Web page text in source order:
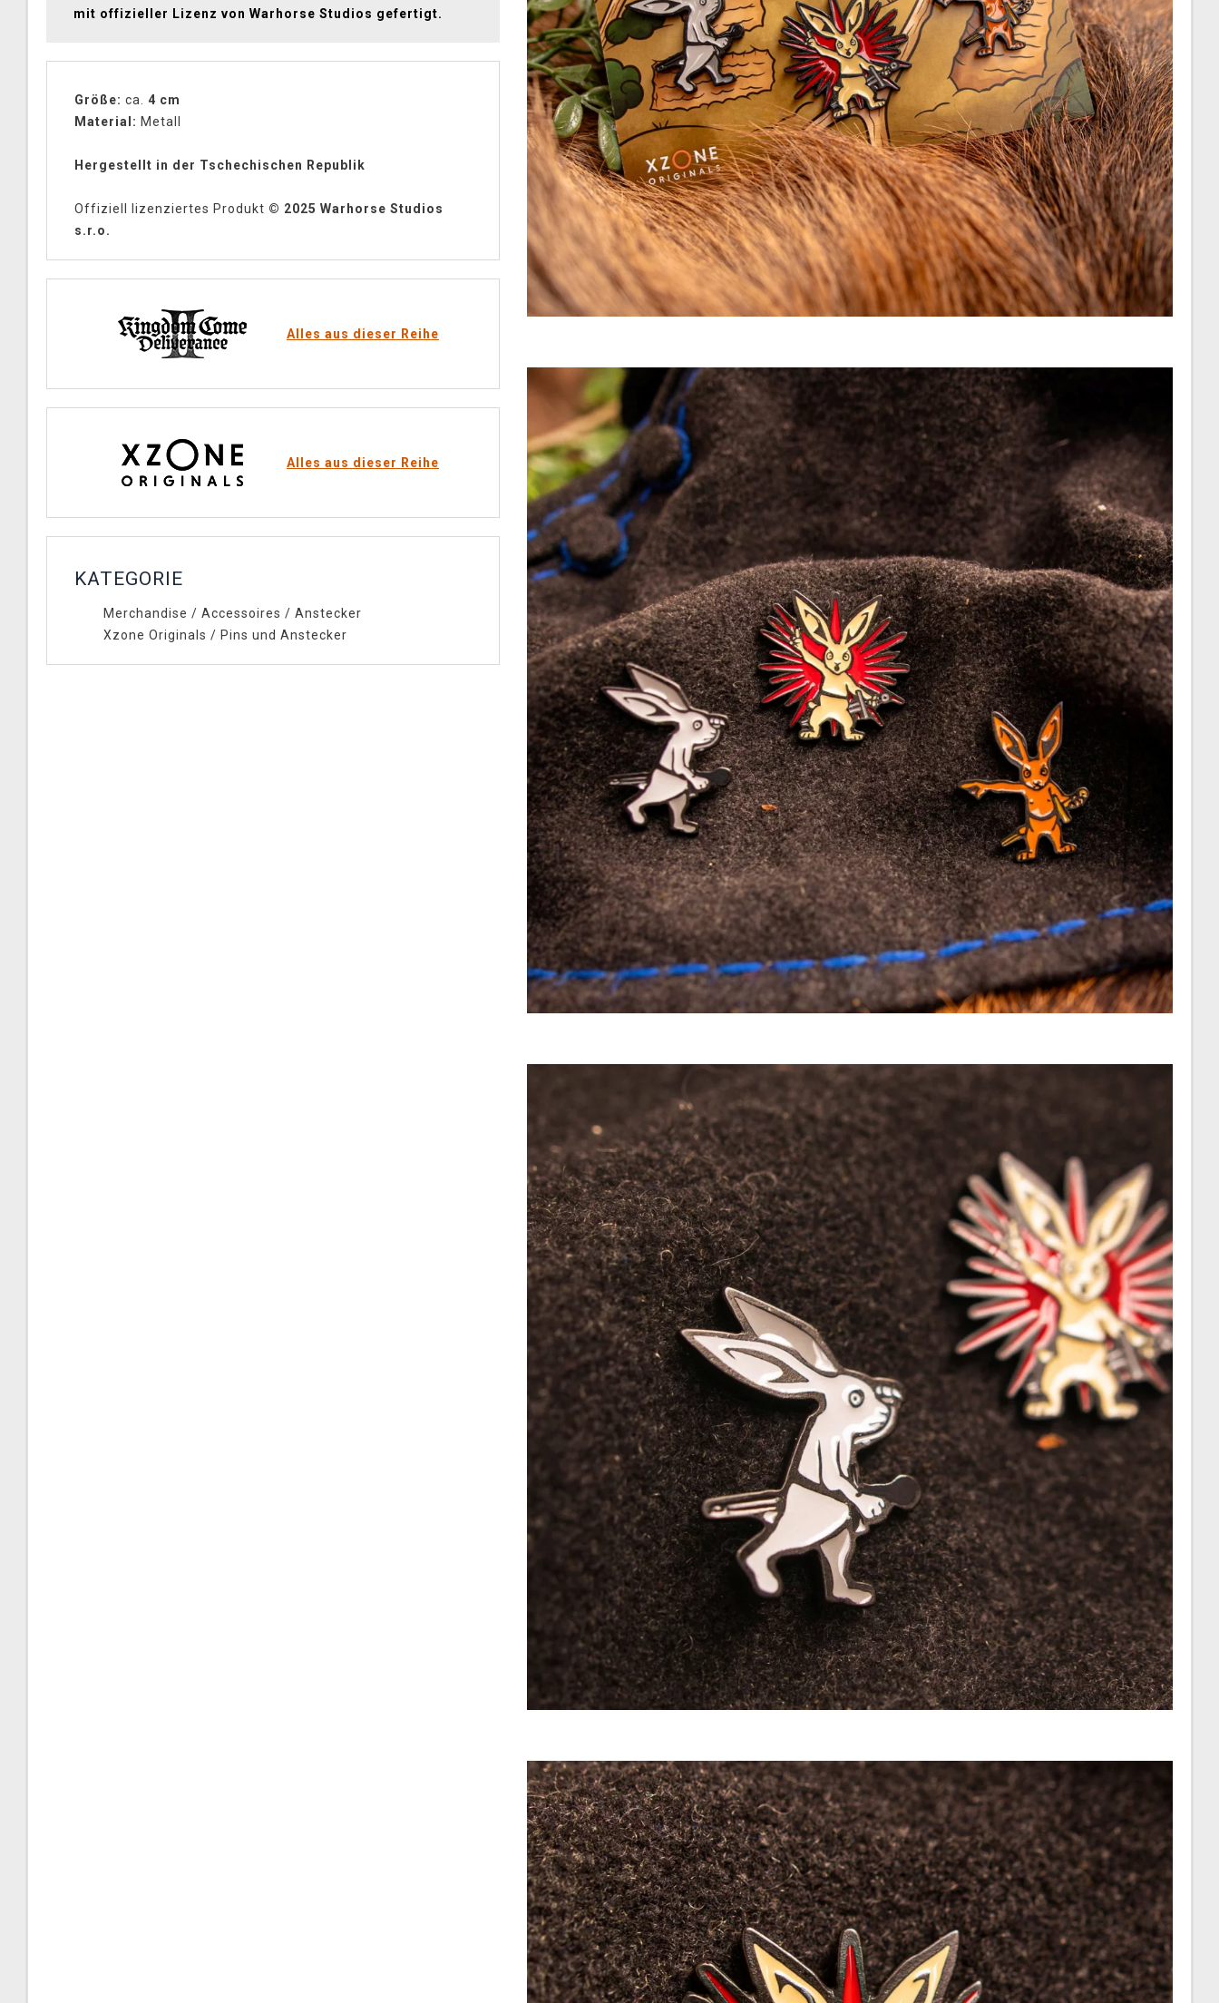
mit offizieller Lizenz von Warhorse Studios gefertigt.
Größe: ca. 4 cm
Material: Metall
Hergestellt in der Tschechischen Republik
Offiziell lizenziertes Produkt © 2025 Warhorse Studios
s.r.o.
Alles aus dieser Reihe
Alles aus dieser Reihe
KATEGORIE
Merchandise / Accessoires / Anstecker
Xzone Originals / Pins und Anstecker